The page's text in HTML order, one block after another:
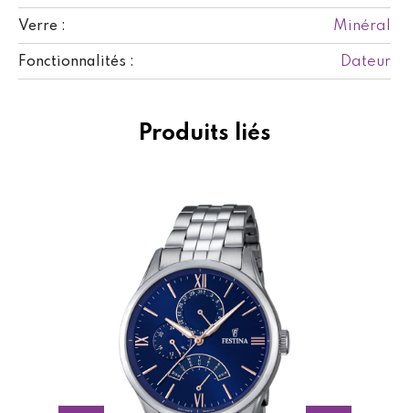
Verre : Minéral
Fonctionnalités : Dateur
Produits liés